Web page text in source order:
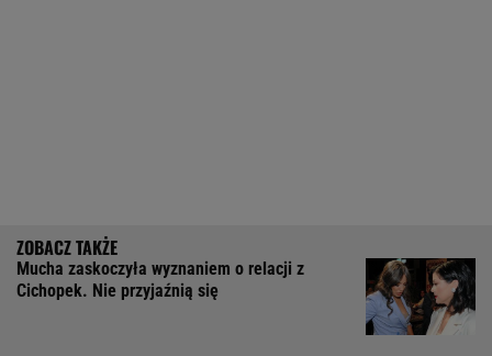
Mucha zaskoczyła wyznaniem o relacji z
Cichopek. Nie przyjaźnią się